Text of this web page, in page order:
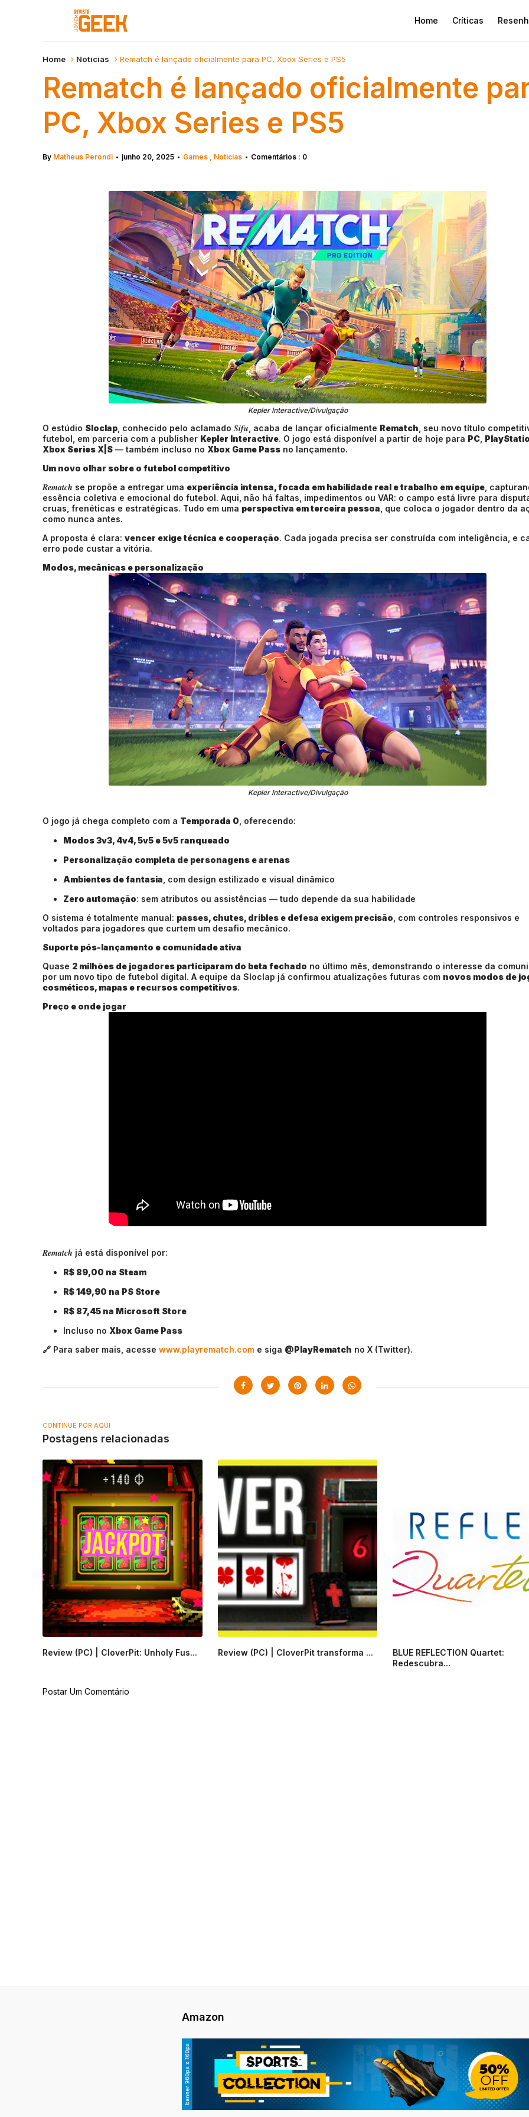
Home Críticas
Home Noticias Rematch é lançado oficialmente para PC, Xbox Series e PS5
Rematch é lançado oficialmente
PC, Xbox Series e PS5
By Matheus Perondi • junho 20, 2025 • Games Noticias • Comentários : 0
Kepler Interactive/Divulgação
O estúdio Sloclap , conhecido pelo aclamado Sifu , acaba de lançar oficialmente Rematch , seu novo título
futebol, em parceria com a publisher Kepler Interactive. O jogo está disponível a partir de hoje para PC
Xbox Series X|S — também incluso no Xbox Game Pass no lançamento.
Um novo olhar sobre o futebol competitivo
Rematch se propõe a entregar uma experiência intensa, focada em habilidade real e trabalho em equipe ,
essência coletiva e emocional do futebol. Aqui, não há faltas, impedimentos ou VAR: o campo está livre para
cruas, frenéticas e estratégicas. Tudo em uma perspectiva em terceira pessoa , que coloca o jogador dentro da
como nunca antes.
A proposta é clara: vencer exige técnica e cooperação. Cada jogada precisa ser construída com inteligência, e
erro pode custar a vitória.
Modos, mecânicas e personalização
Kepler Interactive/Divulgação
O jogo já chega completo com a Temporada 0 , oferecendo:
Modos 3v3, 4v4, 5v5 e 5v5 ranqueado
Personalização completa de personagens e arenas
Ambientes de fantasia , com design estilizado e visual dinâmico
Zero automação: sem atributos ou assistências — tudo depende da sua habilidade
O sistema é totalmente manual: passes, chutes, dribles e defesa exigem precisão , com controles responsivos e
voltados para jogadores que curtem um desafio mecânico.
Suporte pós-lançamento e comunidade ativa
Quase 2 milhões de jogadores participaram do beta fechado no último mês, demonstrando o interesse da
por um novo tipo de futebol digital. A equipe da Sloclap já confirmou atualizações futuras com novos modos de
cosméticos, mapas e recursos competitivos.
Preço e onde jogar
Rematch já está disponível por:
R$ 89,00 na Steam
R$ 149,90 na PS Store
R$ 87,45 na Microsoft Store
Incluso no Xbox Game Pass
🔗 Para saber mais, acesse www.playrematch.com e siga @PlayRematch no X (Twitter).
CONTINUE POR AQUI
Postagens relacionadas
Review (PC) | CloverPit: Unholy Fus... Review (PC) | CloverPit transforma ...
BLUE REFLECTION Quartet:
Redescubra...
Postar Um Comentário
Amazon